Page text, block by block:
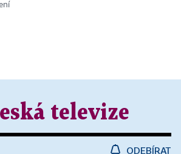
televize
ODEBÍRAT